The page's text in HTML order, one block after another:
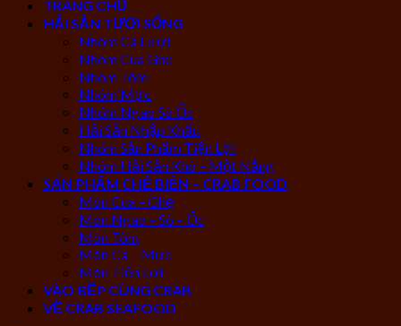
TRANG CHỦ
HẢI SẢN TƯƠI SỐNG
Nhóm Cá Lưới
Nhóm Cua Ghẹ
Nhóm Tôm
Nhóm Mực
Nhóm Ngao Sò Ốc
Hải Sản Nhập Khẩu
Nhóm Sản Phẩm Tiện Lợi
Nhóm Hải Sản Khô – Một Nắng
SẢN PHẨM CHẾ BIẾN – CRAB FOOD
Món Cua – Ghẹ
Món Ngao – Sò – Ốc
Món Tôm
Món Cá – Mực
Món Tiện Lợi
VÀO BẾP CÙNG CRAB
VỀ CRAB SEAFOOD